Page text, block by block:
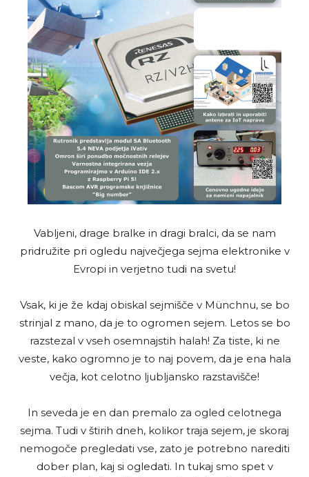
Vabljeni, drage bralke in dragi bralci, da se nam
pridružite pri ogledu največjega sejma elektronike v
Evropi in verjetno tudi na svetu!
Vsak, ki je že kdaj obiskal sejmišče v Münchnu, se bo
strinjal z mano, da je to ogromen sejem. Letos se bo
razstezal v vseh osemnajstih halah! Za tiste, ki ne
veste, kako ogromno je to naj povem, da je ena hala
večja, kot celotno ljubljansko razstavišče!
In seveda je en dan premalo za ogled celotnega
sejma. Tudi v štirih dneh, kolikor traja sejem, je skoraj
nemogoče pregledati vse, zato je potrebno narediti
dober plan, kaj si ogledati. In tukaj smo spet v